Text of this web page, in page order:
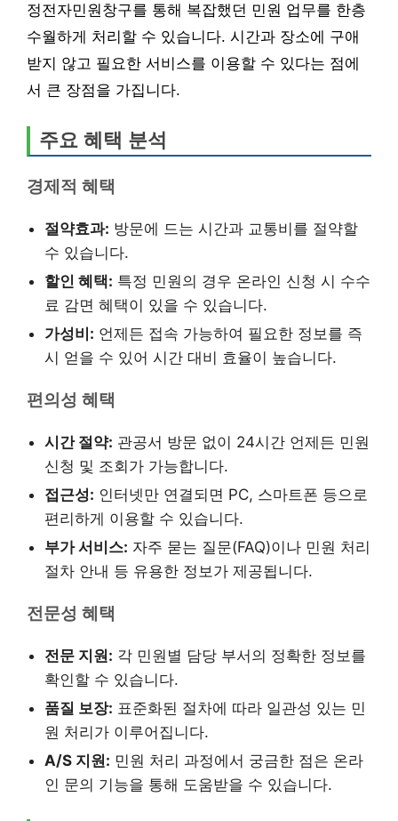
정전자민원창구를 통해 복잡했던 민원 업무를 한층
수월하게 처리할 수 있습니다. 시간과 장소에 구애
받지 않고 필요한 서비스를 이용할 수 있다는 점에
서 큰 장점을 가집니다.
주요 혜택 분석
경제적 혜택
절약효과: 방문에 드는 시간과 교통비를 절약할
수 있습니다.
할인 혜택: 특정 민원의 경우 온라인 신청 시 수수
료 감면 혜택이 있을 수 있습니다.
가성비: 언제든 접속 가능하여 필요한 정보를 즉
시 얻을 수 있어 시간 대비 효율이 높습니다.
편의성 혜택
시간 절약: 관공서 방문 없이 24시간 언제든 민원
신청 및 조회가 가능합니다.
접근성: 인터넷만 연결되면 PC, 스마트폰 등으로
편리하게 이용할 수 있습니다.
부가 서비스: 자주 묻는 질문(FAQ)이나 민원 처리
절차 안내 등 유용한 정보가 제공됩니다.
전문성 혜택
전문 지원: 각 민원별 담당 부서의 정확한 정보를
확인할 수 있습니다.
품질 보장: 표준화된 절차에 따라 일관성 있는 민
원 처리가 이루어집니다.
A/S 지원: 민원 처리 과정에서 궁금한 점은 온라
인 문의 기능을 통해 도움받을 수 있습니다.